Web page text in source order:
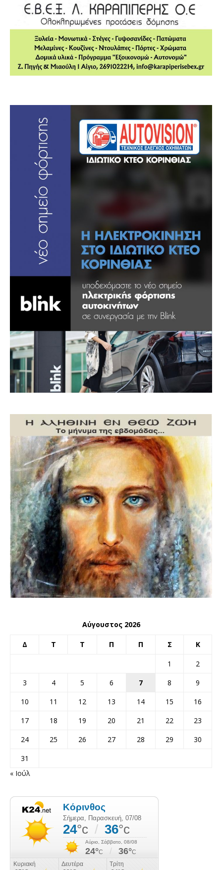
Αύγουστος 2026
Δ Τ Τ Π Π Σ Κ
1
2
3
4 5 6 7 8
9
10
11 12 13 14 15
16
17
18 19 20 21 22
23
24
25 26 27 28 29
30
31
« Ιούλ